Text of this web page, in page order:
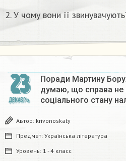
2. У чому вони її
23
ДЕКАБРЬ
Поради Мартину
думаю, що справа не
соціального стану
Автор: krivonoskaty
Предмет: Українська література
Уровень: 1 - 4 класс